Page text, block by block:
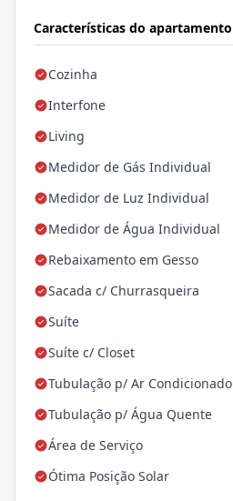
Características do apartamento
Cozinha
Interfone
Living
Medidor de Gás Individual
Medidor de Luz Individual
Medidor de Água Individual
Rebaixamento em Gesso
Sacada c/ Churrasqueira
Suíte
Suíte c/ Closet
Tubulação p/ Ar Condicionado
Tubulação p/ Água Quente
Área de Serviço
Ótima Posição Solar